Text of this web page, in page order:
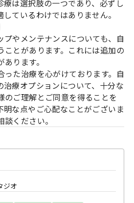
療は選択肢の一つであり、必ずし
ているわけではありません。
プやメンテナンスについても、自
ことがあります。これには追加の
ります。
った治療を心がけております。自
治療オプションについて、十分な
のご理解とご同意を得ることを
明な点やご心配なことがございま
ください。
ジオ